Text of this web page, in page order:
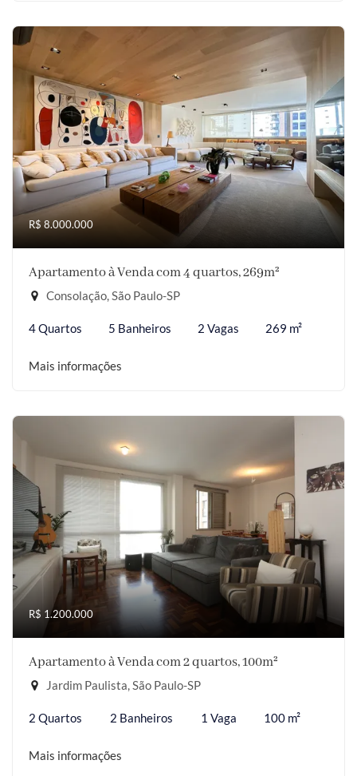
R$ 8.000.000
Apartamento à Venda com 4 quartos, 269m²
Consolação, São Paulo-SP
4 Quartos 5 Banheiros 2 Vagas 269 m²
Mais informações
R$ 1.200.000
Apartamento à Venda com 2 quartos, 100m²
Jardim Paulista, São Paulo-SP
2 Quartos 2 Banheiros 1 Vaga 100 m²
Mais informações